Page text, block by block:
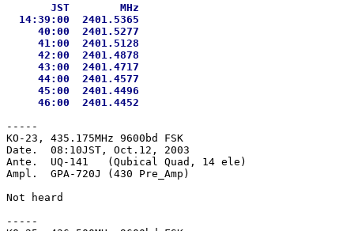
       JST        MHz
  14:39:00  2401.5365
     40:00  2401.5277
     41:00  2401.5128
     42:00  2401.4878
     43:00  2401.4717
     44:00  2401.4577
     45:00  2401.4496
-----
KO-23, 435.175MHz 9600bd FSK
Date.  08:10JST, Oct.12, 2003
Ante.  UQ-141   (Qubical Quad, 14 ele)
Ampl.  GPA-720J (430 Pre_Amp)
Not heard
-----